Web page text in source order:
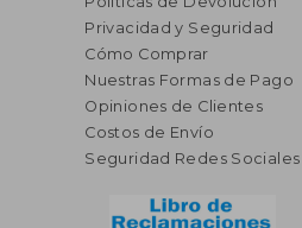
Privacidad y Seguridad
Cómo Comprar
Nuestras Formas de Pago
Opiniones de Clientes
Costos de Envío
Seguridad Redes Sociales